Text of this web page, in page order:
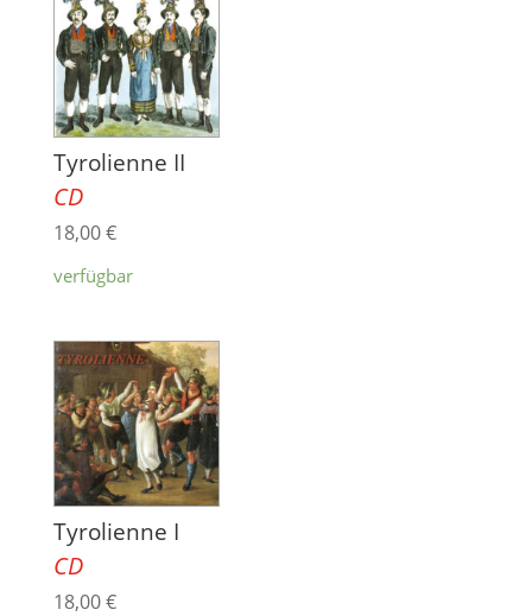
Tyrolienne II
CD
18,00€
verfügbar
Tyrolienne I
CD
18,00€